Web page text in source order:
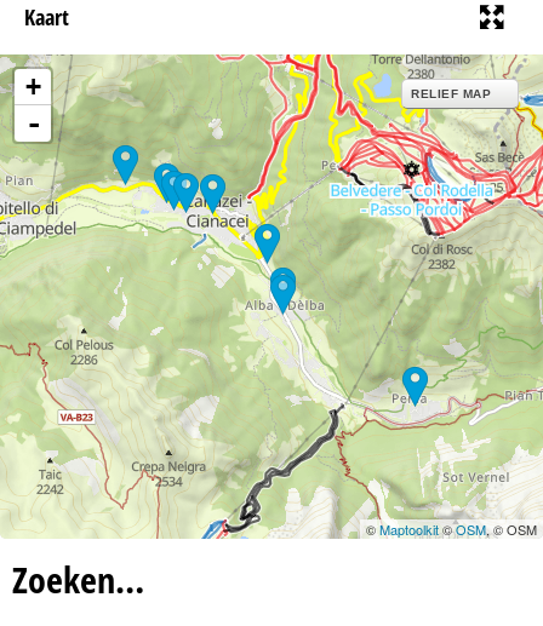
n
a
Kaart
+
-
RELIEF MAP
©Maptoolkit©OSM, © OSM
Zoeken…